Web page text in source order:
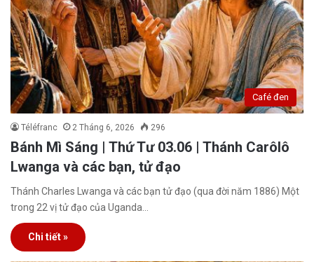
Café đen
Téléfranc 2 Tháng 6, 2026 296
Bánh Mì Sáng | Thứ Tư 03.06 | Thánh Carôlô
Lwanga và các bạn, tử đạo
Thánh Charles Lwanga và các bạn tử đạo (qua đời năm 1886) Một
trong 22 vị tử đạo của Uganda…
Chi tiết »